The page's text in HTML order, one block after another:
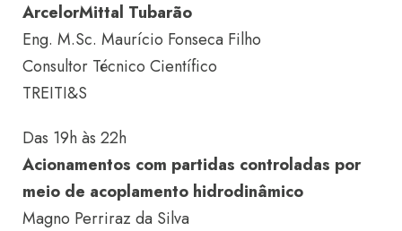
ArcelorMittal Tubarão
Eng. M.Sc. Maurício Fonseca Filho
Consultor Técnico Científico
TREITI&S
Das 19h às 22h
Acionamentos com partidas controladas por
meio de acoplamento hidrodinâmico
Magno Perriraz da Silva